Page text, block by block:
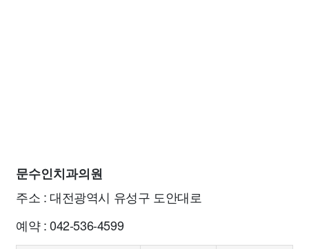
문수인치과의원
주소 : 대전광역시 유성구 도안대로
예약 : 042-536-4599